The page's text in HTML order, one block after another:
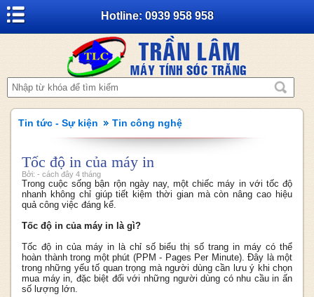
Hotline: 0939 958 958
Tin tức - Sự kiện Tin công nghệ
Tốc độ in của máy in
Bởi: - cách đây 4 tháng
Trong cuộc sống bận rộn ngày nay, một chiếc máy in với tốc độ
nhanh không chỉ giúp tiết kiệm thời gian mà còn nâng cao hiệu
quả công việc đáng kể.
Tốc độ in của máy in là gì?
Tốc độ in của máy in là chỉ số biểu thị số trang in máy có thể
hoàn thành trong một phút (PPM - Pages Per Minute). Đây là một
trong những yếu tố quan trọng mà người dùng cần lưu ý khi chọn
mua máy in, đặc biệt đối với những người dùng có nhu cầu in ấn
số lượng lớn.